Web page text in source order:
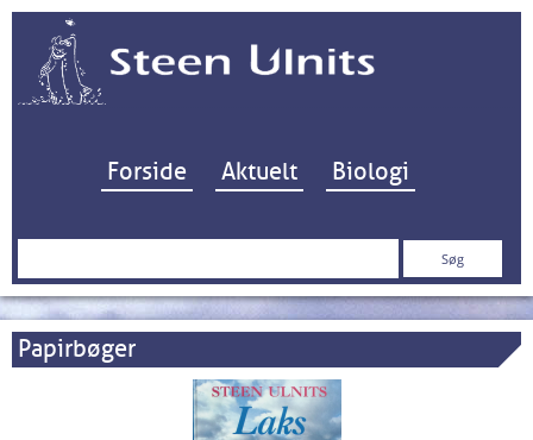
Hop til indhold
Forside Aktuelt Biologi
Søg
Papirbøger